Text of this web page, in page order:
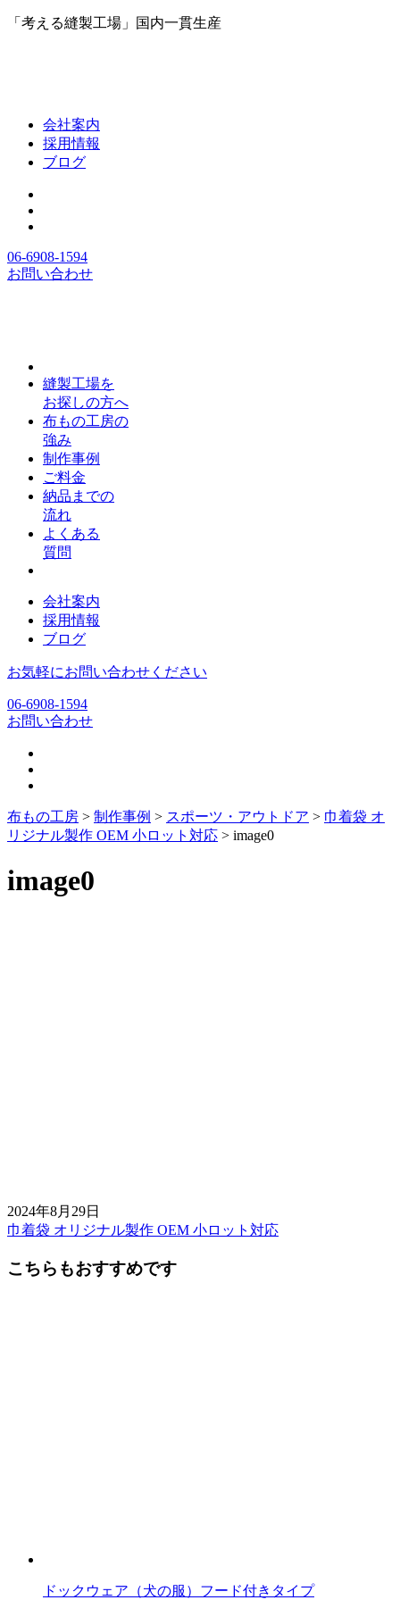
「考える縫製工場」国内一貫生産
会社案内
採用情報
ブログ
06-6908-1594
お問い合わせ
縫製工場を
お探しの方へ
布もの工房の
強み
制作事例
ご料金
納品までの
流れ
よくある
質問
会社案内
採用情報
ブログ
お気軽にお問い合わせください
06-6908-1594
お問い合わせ
布もの工房 > 制作事例 > スポーツ・アウトドア > 巾着袋 オ
リジナル製作 OEM 小ロット対応 > image0
image0
2024年8月29日
前
後
巾着袋 オリジナル製作 OEM 小ロット対応
こちらもおすすめです
ドックウェア（犬の服）フード付きタイプ